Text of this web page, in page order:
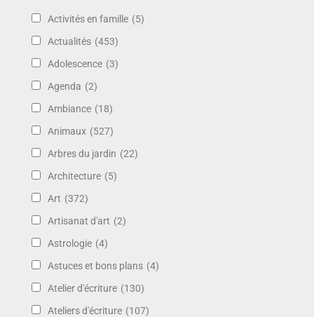
Activités en famille (5)
Actualités (453)
Adolescence (3)
Agenda (2)
Ambiance (18)
Animaux (527)
Arbres du jardin (22)
Architecture (5)
Art (372)
Artisanat d'art (2)
Astrologie (4)
Astuces et bons plans (4)
Atelier d'écriture (130)
Ateliers d'écriture (107)